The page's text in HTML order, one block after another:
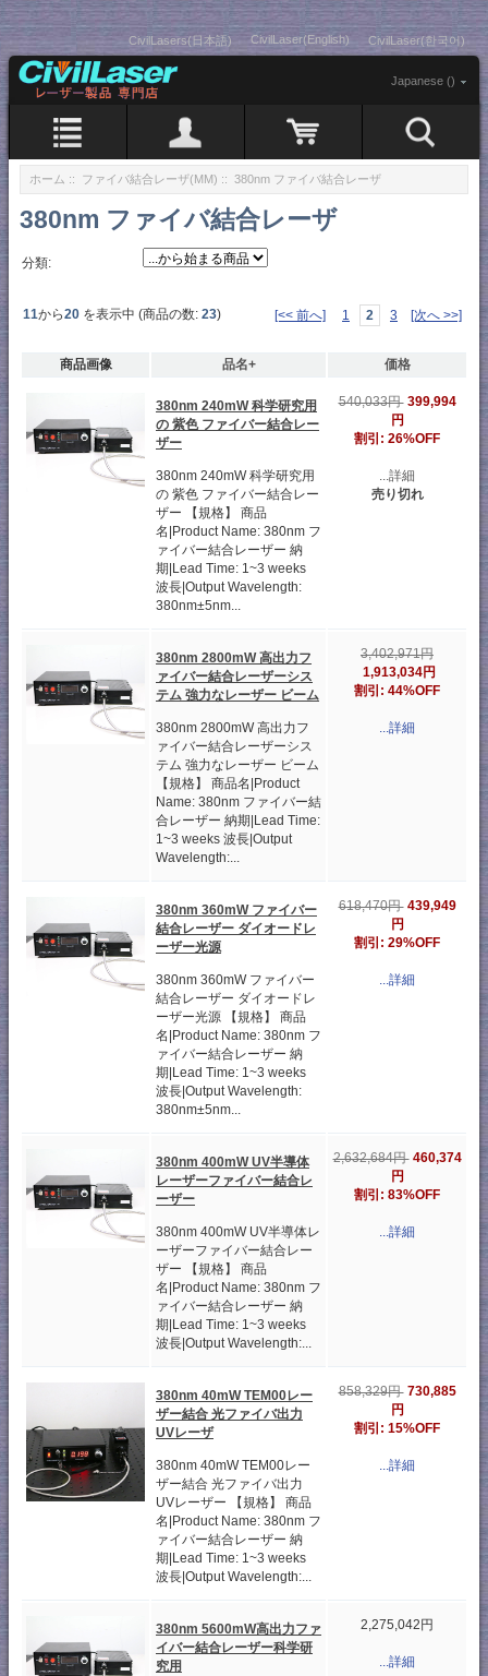
CivilLasers(日本語) CivilLaser(English) CivilLaser(한국어)
Japanese ()
ホーム :: ファイバ結合レーザ(MM) :: 380nm ファイバ結合レーザ
380nm ファイバ結合レーザ
分類:
11から20 を表示中 (商品の数: 23) [<< 前へ] 1 2 3 [次へ >>]
商品画像 品名+ 価格
380nm 240mW 科学研究用
の 紫色 ファイバー結合レー
ザー
380nm 240mW 科学研究用
の 紫色 ファイバー結合レー
ザー 【規格】 商品
名|Product Name: 380nm フ
ァイバー結合レーザー 納
期|Lead Time: 1~3 weeks
波長|Output Wavelength:
380nm±5nm...
540,033円 399,994
円
割引: 26%OFF
...詳細
売り切れ
380nm 2800mW 高出力フ
ァイバー結合レーザーシス
テム 強力なレーザー ビーム
380nm 2800mW 高出力フ
ァイバー結合レーザーシス
テム 強力なレーザー ビーム
【規格】 商品名|Product
Name: 380nm ファイバー結
合レーザー 納期|Lead Time:
1~3 weeks 波長|Output
Wavelength:...
3,402,971円
1,913,034円
割引: 44%OFF
...詳細
380nm 360mW ファイバー
結合レーザー ダイオードレ
ーザー光源
380nm 360mW ファイバー
結合レーザー ダイオードレ
ーザー光源 【規格】 商品
名|Product Name: 380nm フ
ァイバー結合レーザー 納
期|Lead Time: 1~3 weeks
波長|Output Wavelength:
380nm±5nm...
618,470円 439,949
円
割引: 29%OFF
...詳細
380nm 400mW UV半導体
レーザーファイバー結合レ
ーザー
380nm 400mW UV半導体レ
ーザーファイバー結合レー
ザー 【規格】 商品
名|Product Name: 380nm フ
ァイバー結合レーザー 納
期|Lead Time: 1~3 weeks
波長|Output Wavelength:...
2,632,684円 460,374
円
割引: 83%OFF
...詳細
380nm 40mW TEM00レー
ザー結合 光ファイバ出力
UVレーザ
380nm 40mW TEM00レー
ザー結合 光ファイバ出力
UVレーザー 【規格】 商品
名|Product Name: 380nm フ
ァイバー結合レーザー 納
期|Lead Time: 1~3 weeks
波長|Output Wavelength:...
858,329円 730,885
円
割引: 15%OFF
...詳細
380nm 5600mW高出力ファ
イバー結合レーザー科学研
究用
2,275,042円
...詳細